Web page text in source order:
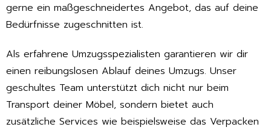
gerne ein maßgeschneidertes Angebot, das auf deine
Bedürfnisse zugeschnitten ist.
Als erfahrene Umzugsspezialisten garantieren wir dir
einen reibungslosen Ablauf deines Umzugs. Unser
geschultes Team unterstützt dich nicht nur beim
Transport deiner Möbel, sondern bietet auch
zusätzliche Services wie beispielsweise das Verpacken